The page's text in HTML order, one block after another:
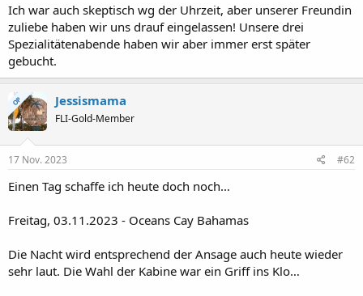
Ich war auch skeptisch wg der Uhrzeit, aber unserer Freundin
zuliebe haben wir uns drauf eingelassen! Unsere drei
Spezialitätenabende haben wir aber immer erst später
gebucht.
OP Jessismama
FLI-Gold-Member
17 Nov. 2023 #62
Einen Tag schaffe ich heute doch noch…
Freitag, 03.11.2023 - Oceans Cay Bahamas
Die Nacht wird entsprechend der Ansage auch heute wieder
sehr laut. Die Wahl der Kabine war ein Griff ins Klo…